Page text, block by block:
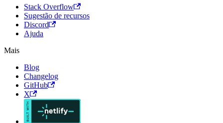
Stack Overflow
Sugestão de recursos
Discord
Ajuda
Mais
Blog
Changelog
GitHub
X